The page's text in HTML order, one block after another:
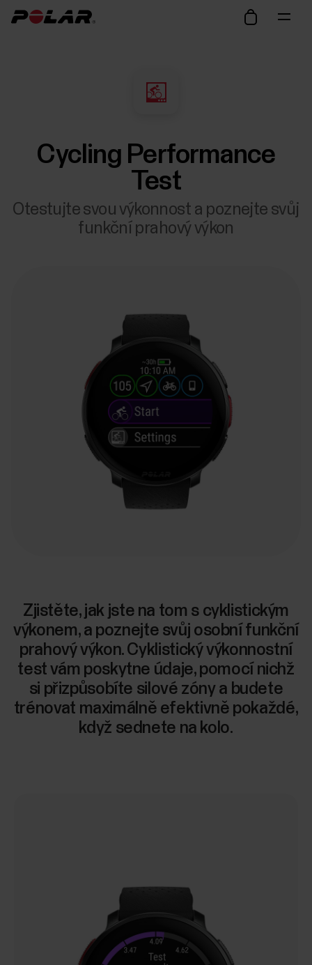
Cycling Performance
Test
Otestujte svou výkonnost a poznejte svůj
funkční prahový výkon
Zjistěte, jak jste na tom s cyklistickým
výkonem, a poznejte svůj osobní funkční
prahový výkon. Cyklistický výkonnostní
test vám poskytne údaje, pomocí nichž
si přizpůsobíte silové zóny a budete
trénovat maximálně efektivně pokaždé,
když sednete na kolo.